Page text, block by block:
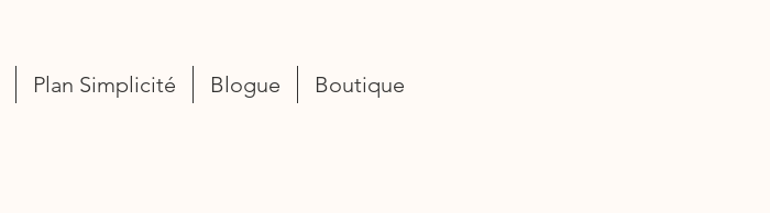
Plan Simplicité Blogue Boutique